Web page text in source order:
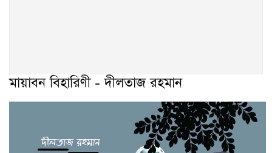
মায়াবন বিহারিণী - দীলতাজ রহমান